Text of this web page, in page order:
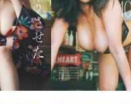
溝端 葵『もう
つの、あおい
で。』
2026年08月09日